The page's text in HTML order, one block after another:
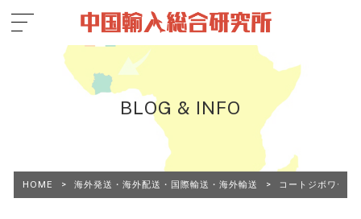
BLOG & INFO
HOME > 海外発送・海外配送・国際輸送・海外輸送 > コートジボワール